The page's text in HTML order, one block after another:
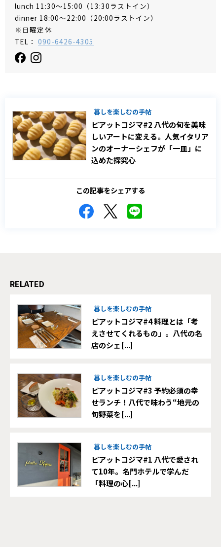
lunch 11:30～15:00（13:30ラストイン）
dinner 18:00～22:00（20:00ラストイン）
※日曜定休
TEL： 090-6426-4305
暮しを楽しむの手帖
ピアットコジマ#2 八代の旬を美味
しいアートに変える。人気イタリア
ンのオーナーシェフが「一皿」に
込めた探究心
この記事をシェアする
RELATED
暮しを楽しむの手帖
ピアットコジマ#4 料理とは「考
えさせてくれるもの」。八代の名
店のシェ[...]
暮しを楽しむの手帖
ピアットコジマ#3 予約必須の幸
せランチ！八代で味わう“地元の
旬野菜を[...]
暮しを楽しむの手帖
ピアットコジマ#1 八代で愛され
て10年。名門ホテルで学んだ
「料理の心[...]